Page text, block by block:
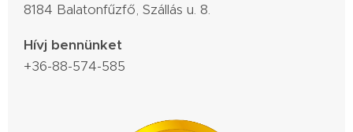
8184 Balatonfűzfő, Szállás u. 8.
Hívj bennünket
+36-88-574-585